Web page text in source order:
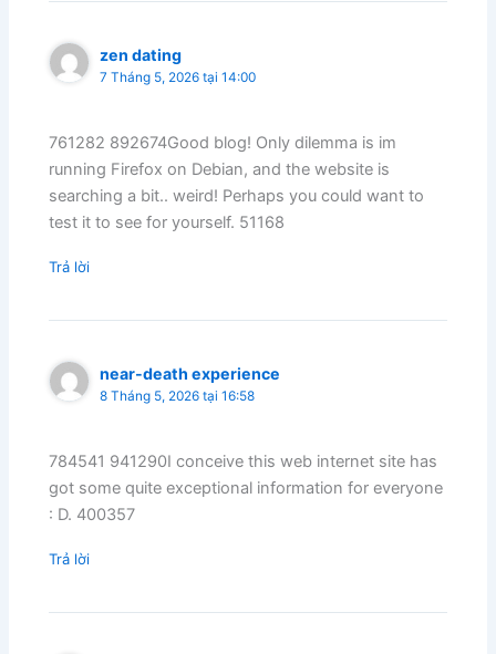
zen dating
7 Tháng 5, 2026 tại 14:00
761282 892674Good blog! Only dilemma is im
running Firefox on Debian, and the website is
searching a bit.. weird! Perhaps you could want to
test it to see for yourself. 51168
Trả lời
near-death experience
8 Tháng 5, 2026 tại 16:58
784541 941290I conceive this web internet site has
got some quite exceptional information for everyone
: D. 400357
Trả lời